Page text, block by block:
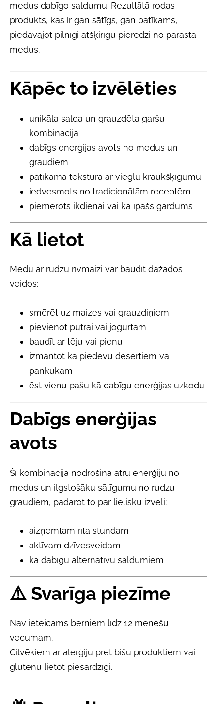
medus dabīgo saldumu. Rezultātā rodas
produkts, kas ir gan sātīgs, gan patīkams,
piedāvājot pilnīgi atšķirīgu pieredzi no parastā
medus.
Kāpēc to izvēlēties
unikāla salda un grauzdēta garšu
kombinācija
dabīgs enerģijas avots no medus un
graudiem
patīkama tekstūra ar vieglu kraukšķīgumu
iedvesmots no tradicionālām receptēm
piemērots ikdienai vai kā īpašs gardums
Kā lietot
Medu ar rudzu rīvmaizi var baudīt dažādos
veidos:
smērēt uz maizes vai grauzdiņiem
pievienot putrai vai jogurtam
baudīt ar tēju vai pienu
izmantot kā piedevu desertiem vai
pankūkām
ēst vienu pašu kā dabīgu enerģijas uzkodu
Dabīgs enerģijas
avots
Šī kombinācija nodrošina ātru enerģiju no
medus un ilgstošāku sātīgumu no rudzu
graudiem, padarot to par lielisku izvēli:
aizņemtām rīta stundām
aktīvam dzīvesveidam
kā dabīgu alternatīvu saldumiem
⚠️ Svarīga piezīme
Nav ieteicams bērniem līdz 12 mēnešu
vecumam.
Cilvēkiem ar alerģiju pret bišu produktiem vai
glutēnu lietot piesardzīgi.